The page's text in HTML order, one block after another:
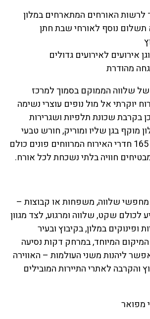
לרשות האורחים המתארחים במלון
תשלום נוסף לאורחי שבת חתן
אירועים לאירועים גדולים
מהודרת
שלווה הממוקם בסמוך למרכז
יוקרתי אל מול נופים עוצרי נשימה
בקרבת שכונת תלפיות ושגרירות
מוקף בגן שליו ומוריק, חורש טבעי
ומרחבים פתוחים. 165 חדרי האירוח המרווחים פונים כולם
חוויה בלתי נשכחת לכל אורח.
מחפשי שלווה, משפחות או קבוצות –
לכולם שקט, שלווה ומרגוע, לצד מגוון
ופינוקים במלון, בקיבוץ ובעיר
המיוחד, במרחק דקות נסיעה
ליהנות משני העולמות – האווירה
לאתרי התיירות המובילים
מפואר